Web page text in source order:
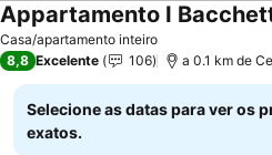
Casa/apartamento inteiro
Appartamento I
8,8 Excelente 106 a 0.1 km de
Selecione as datas para ver os
exatos.